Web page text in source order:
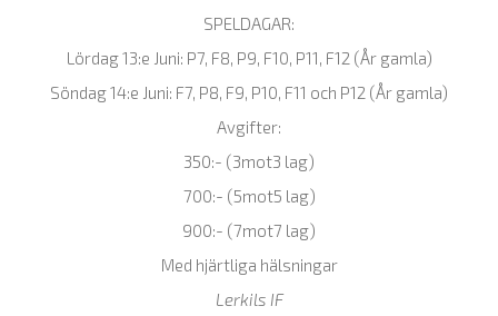
SPELDAGAR:
Lördag 13:e Juni: P7, F8, P9, F10, P11, F12 (År gamla)
Söndag 14:e Juni: F7, P8, F9, P10, F11 och P12 (År gamla)
Avgifter:
350:- (3mot3 lag)
700:- (5mot5 lag)
900:- (7mot7 lag)
Med hjärtliga hälsningar
Lerkils IF